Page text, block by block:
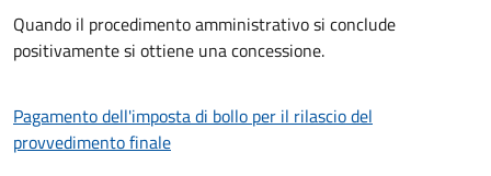
Quando il procedimento amministrativo si conclude
positivamente si ottiene una concessione.
Pagamento dell'imposta di bollo per il rilascio del
provvedimento finale